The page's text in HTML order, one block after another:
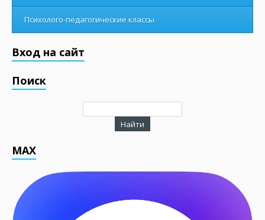
Психолого-педагогические классы
Вход на сайт
Поиск
MAX